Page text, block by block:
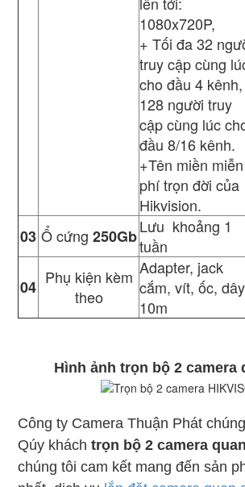
1080x720P,
+ Tối đa 32
truy cập cùng
cho đầu 4 kênh,
128 người truy
cập cùng lúc
đầu 8/16 kênh.
+Tên miền miễn
phí trọn đời của
Hikvision.
03 Ổ cứng 250GbLưu khoảng 1
tuần
04 Phụ kiện kèm
theo
Adapter, jack
cắm, vít, ốc, dây
10m
Hình ảnh trọn bộ 2 camera
Công ty Camera Thuận Phát
Qúy kháchtrọn bộ 2 camera
chúng tôi cam kết mang đến sản